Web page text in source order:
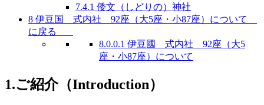
7.4.1 倭文（しどりの）神社
8 伊豆国 式内社 92座（大5座・小87座）について
に戻る
8.0.0.1 伊豆國 式内社 92座（大5
座・小87座）について
1.ご紹介（Introduction）